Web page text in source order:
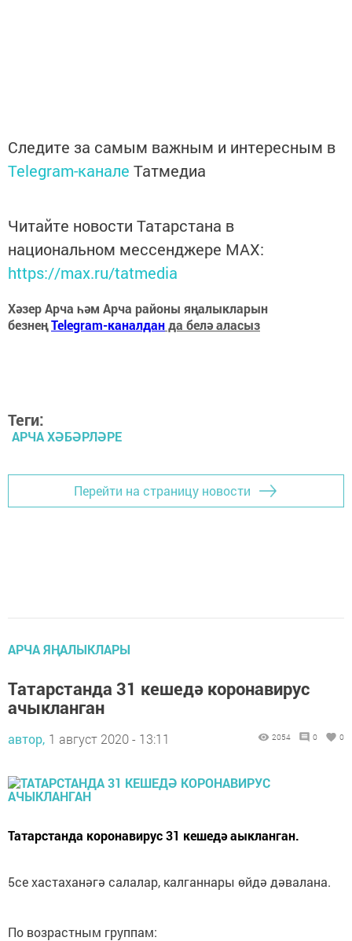
Следите за самым важным и интересным в
Telegram-канале Татмедиа
Читайте новости Татарстана в
национальном мессенджере MАХ:
https://max.ru/tatmedia
Хәзер Арча һәм Арча районы яңалыкларын
безнеңTelegram-каналданда белә аласыз
Теги:
АРЧА ХӘБӘРЛӘРЕ
Перейти на страницу новости
АРЧА ЯҢАЛЫКЛАРЫ
Татарстанда 31 кешедә коронавирус
ачыкланган
автор, 1 август 2020 - 13:11 2054 0 0
Татарстанда коронавирус 31 кешедә аыкланган.
5се хастаханәгә салалар, калганнары өйдә дәвалана.
По возрастным группам: